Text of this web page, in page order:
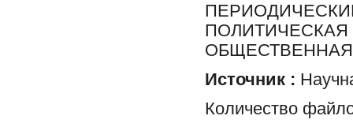
Источник :
Количество